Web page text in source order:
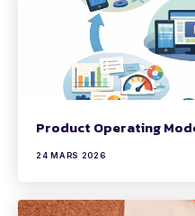
Product Operating
24 MARS 2026